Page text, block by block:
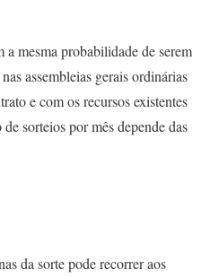
mesma probabilidade de serem
assembleias gerais ordinárias
e com os recursos existentes
sorteios por mês depende das
da sorte pode recorrer aos